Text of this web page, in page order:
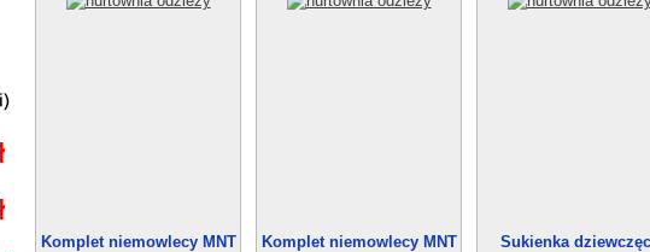
Komplet niemowlecy MNT
Komplet niemowlecy MNT
Sukienka